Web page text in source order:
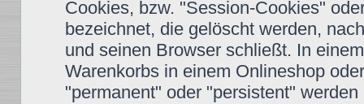
Cookies, bzw. "Session-Cookies"
bezeichnet, die gelöscht werden,
und seinen Browser schließt. In
Warenkorbs in einem Onlineshop
"permanent" oder "persistent"